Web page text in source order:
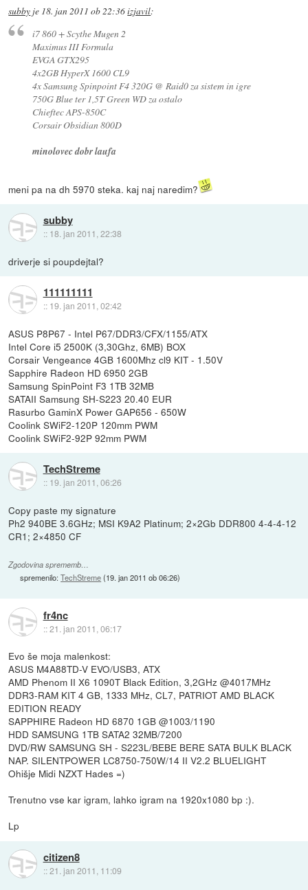
subby je 18. jan 2011 ob 22:36izjavil:
i7 860 + Scythe Mugen 2
Maximus III Formula
EVGA GTX295
4x2GB HyperX 1600 CL9
4x Samsung Spinpoint F4 320G @ Raid0 za sistem in igre
750G Blue ter 1,5T Green WD za ostalo
Chieftec APS-850C
Corsair Obsidian 800D
minolovec dobr laufa
meni pa na dh 5970 steka. kaj naj naredim?
subby
:: 18. jan 2011, 22:38
driverje si poupdejtal?
111111111
:: 19. jan 2011, 02:42
ASUS P8P67 - Intel P67/DDR3/CFX/1155/ATX
Intel Core i5 2500K (3,30Ghz, 6MB) BOX
Corsair Vengeance 4GB 1600Mhz cl9 KIT - 1.50V
Sapphire Radeon HD 6950 2GB
Samsung SpinPoint F3 1TB 32MB
SATAII Samsung SH-S223 20.40 EUR
Rasurbo GaminX Power GAP656 - 650W
Coolink SWiF2-120P 120mm PWM
Coolink SWiF2-92P 92mm PWM
TechStreme
:: 19. jan 2011, 06:26
Copy paste my signature
Ph2 940BE 3.6GHz; MSI K9A2 Platinum; 2×2Gb DDR800 4-4-4-12
CR1; 2×4850 CF
Zgodovina sprememb…
spremenilo:TechStreme(19. jan 2011 ob 06:26)
fr4nc
::21. jan 2011, 06:17
Evo še moja malenkost:
ASUS M4A88TD-V EVO/USB3, ATX
AMD Phenom II X6 1090T Black Edition, 3,2GHz @4017MHz
DDR3-RAM KIT 4 GB, 1333 MHz, CL7, PATRIOT AMD BLACK
EDITION READY
SAPPHIRE Radeon HD 6870 1GB @1003/1190
HDD SAMSUNG 1TB SATA2 32MB/7200
DVD/RW SAMSUNG SH - S223L/BEBE BERE SATA BULK BLACK
NAP. SILENTPOWER LC8750-750W/14 II V2.2 BLUELIGHT
Ohišje Midi NZXT Hades =)
Trenutno vse kar igram, lahko igram na 1920x1080 bp :).
Lp
citizen8
::21. jan 2011, 11:09